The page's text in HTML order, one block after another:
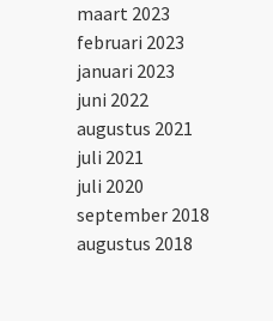
maart 2023
februari 2023
januari 2023
juni 2022
augustus 2021
juli 2021
juli 2020
september 2018
augustus 2018